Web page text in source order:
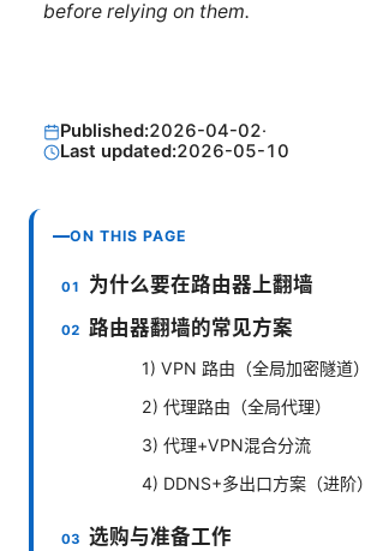
before relying on them.
Published:2026-04-02·
Last updated:2026-05-10
ON THIS PAGE
为什么要在路由器上翻墙
路由器翻墙的常见方案
1) VPN 路由（全局加密隧道）
2) 代理路由（全局代理）
3) 代理+VPN混合分流
4) DDNS+多出口方案（进阶）
选购与准备工作